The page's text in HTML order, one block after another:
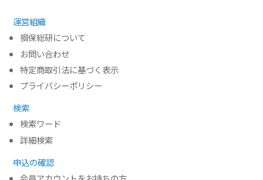
運営組織
損保総研について
お問い合わせ
特定商取引法に基づく表示
プライバシーポリシー
検索
検索ワード
詳細検索
申込の確認